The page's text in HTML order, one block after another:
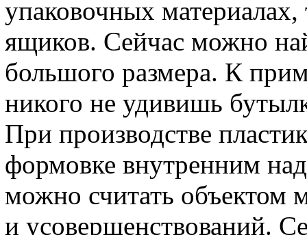
упаковочных материалах,
ящиков. Сейчас можно
большого размера. К
никого не удивишь
При производстве
формовке внутренним
можно считать объектом
и усовершенствований.